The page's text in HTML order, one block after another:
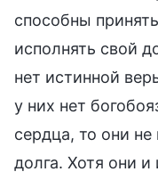
способны
исполнять свой
нет истинной
у них нет
сердца, то они не
долга. Хотя они